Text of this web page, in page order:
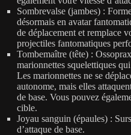
Sombrevalse (jambes) :
désormais en avatar
de déplacement et remplace
projectiles fantomatiques
Tombemaître (tête) :
marionnettes squelettiques
Les marionnettes ne se
autonome, mais elles
de base. Vous pouvez
cible.
Joyau sanguin (épaules) :
d’attaque de base.